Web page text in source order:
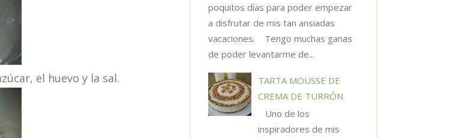
el huevo y la sal.
poquitos días para poder empezar
a disfrutar de mis tan ansiadas
vacaciones. Tengo muchas ganas
de poder levantarme de...
TARTA MOUSSE DE
CREMA DE TURRÓN
Uno de los
inspiradores de mis